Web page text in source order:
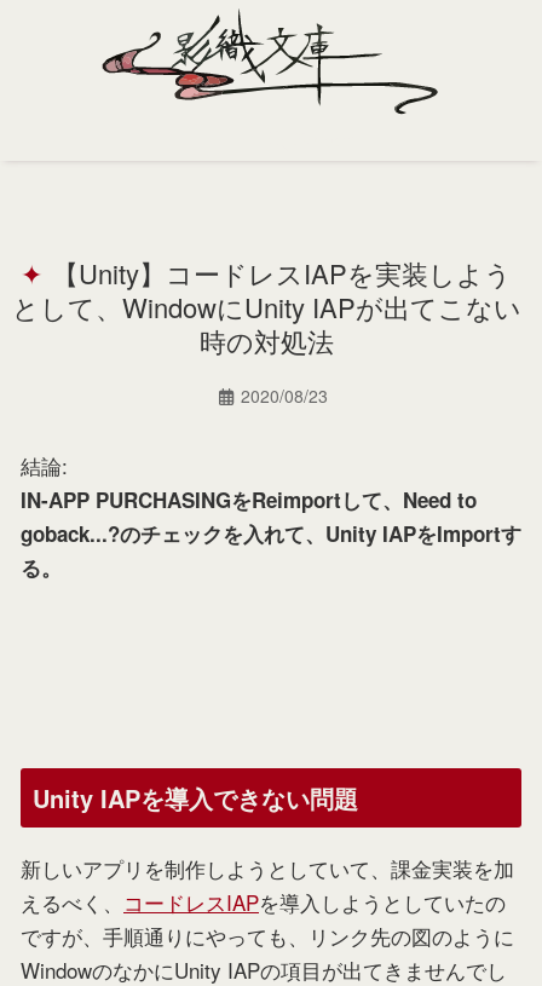
Portfolio
Support
【Unity】コードレスIAPを実装しよう
として、WindowにUnity IAPが出てこない
時の対処法
2020/08/23
結論:
IN-APP PURCHASINGをReimportして、Need to
goback...?のチェックを入れて、Unity IAPをImportす
る。
Unity IAPを導入できない問題
新しいアプリを制作しようとしていて、課金実装を加
えるべく、 コードレスIAPを導入しようとしていたの
ですが、手順通りにやっても、リンク先の図のように
WindowのなかにUnity IAPの項目が出てきませんでし